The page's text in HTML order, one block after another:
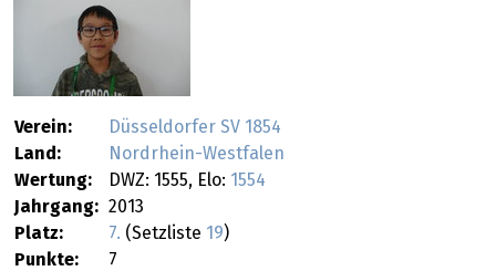
Verein:
Düsseldorfer SV 1854
Land:
Nordrhein-Westfalen
Wertung:
DWZ: 1555, Elo: 1554
Jahrgang: 2013
Platz:
7. (Setzliste 19)
Punkte:
7